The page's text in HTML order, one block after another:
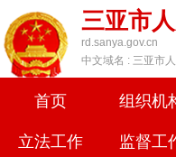
三亚市
rd.sanya.gov.cn
中文域名 : 三亚市
首页 组织机
立法工作 监督工